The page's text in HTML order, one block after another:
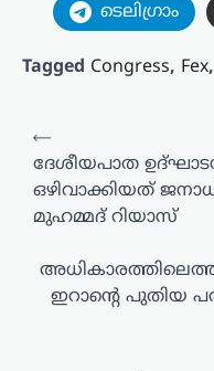
ടെലിഗ്രാം
Tagged Congress, Fex,
പോസ്റ്റുകളിലൂടെ
⟵
ദേശീയപാത
ഒഴിവാക്കിയത്
മുഹമ്മദ് റിയാസ്
ഇറാന്റെ പുതിയ